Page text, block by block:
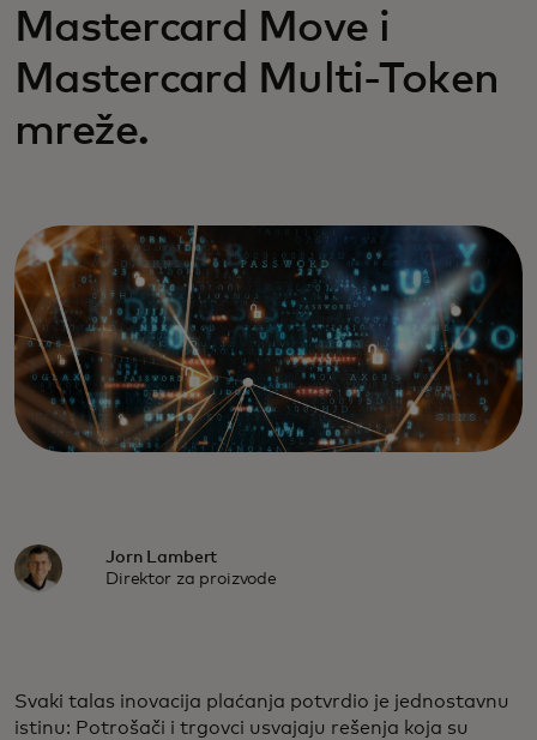
Mastercard Move i
Mastercard Multi-Token
mreže.
Jorn Lambert
Direktor za proizvode
Svaki talas inovacija plaćanja potvrdio je jednostavnu
istinu: Potrošači i trgovci usvajaju rešenja koja su